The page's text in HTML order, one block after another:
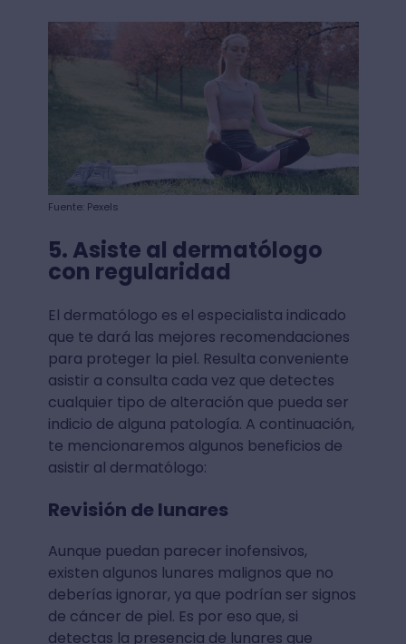
Fuente: Pexels
5. Asiste al dermatólogo
con regularidad
El dermatólogo es el especialista indicado
que te dará las mejores recomendaciones
para proteger la piel. Resulta conveniente
asistir a consulta cada vez que detectes
cualquier tipo de alteración que pueda ser
indicio de alguna patología. A continuación,
te mencionaremos algunos beneficios de
asistir al dermatólogo:
Revisión de lunares
Aunque puedan parecer inofensivos,
existen algunos lunares malignos que no
deberías ignorar, ya que podrían ser signos
de cáncer de piel. Es por eso que, si
detectas la presencia de lunares que